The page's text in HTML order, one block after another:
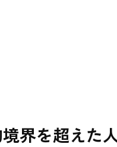
界を超えた